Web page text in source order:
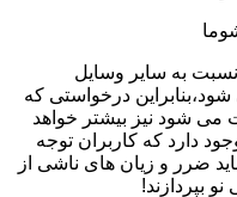
به سایر وسایل
شود،بنابراین درخواستی که
می شود نیز بیشتر خواهد
دارد که کاربران توجه
ضرر و زیان های ناشی از
بپردازند!